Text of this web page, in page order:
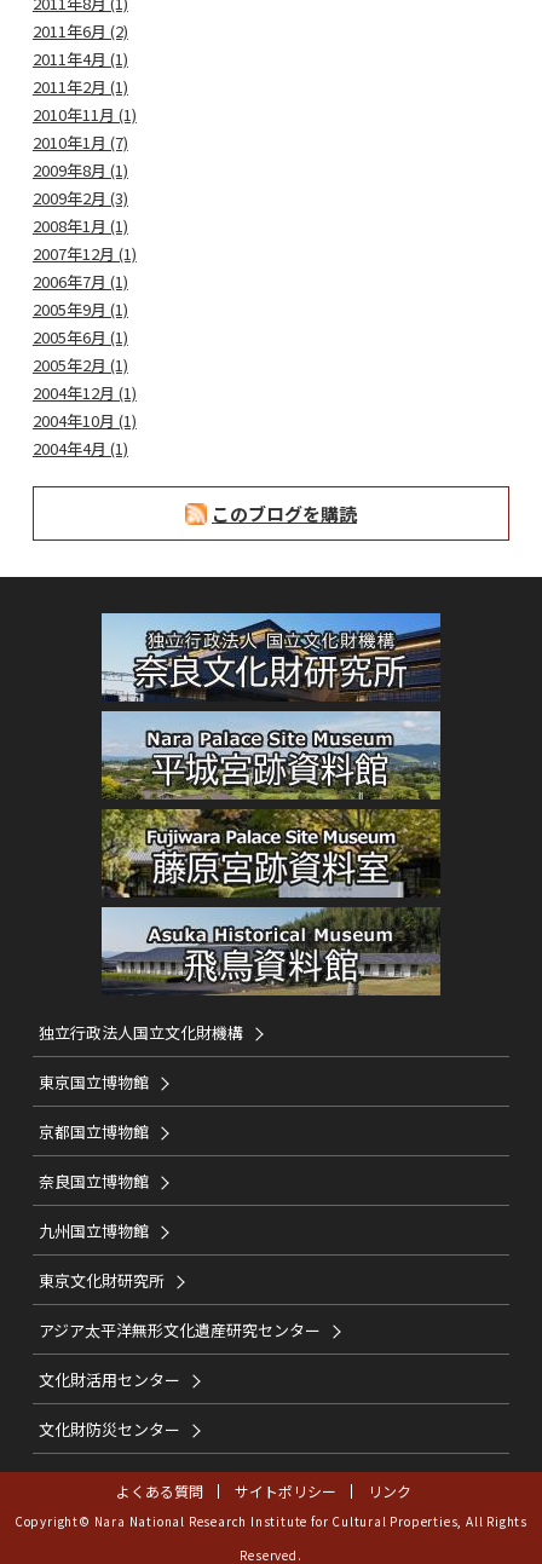
2011年6月 (2)
2011年4月 (1)
2011年2月 (1)
2010年11月 (1)
2010年1月 (7)
2009年8月 (1)
2009年2月 (3)
2008年1月 (1)
2007年12月 (1)
2006年7月 (1)
2005年9月 (1)
2005年6月 (1)
2005年2月 (1)
2004年12月 (1)
2004年10月 (1)
2004年4月 (1)
このブログを購読
独立行政法人国立文化財機構
東京国立博物館
京都国立博物館
奈良国立博物館
九州国立博物館
東京文化財研究所
アジア太平洋無形文化遺産研究センター
文化財活用センター
文化財防災センター
よくある質問 サイトポリシー リンク
Copyright© Nara National Research Institute for Cultural Properties, All Rights
Reserved.